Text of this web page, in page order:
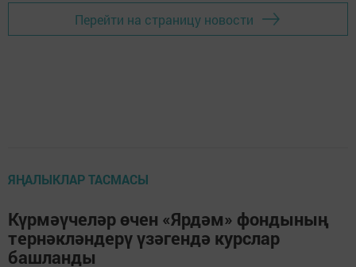
Перейти на страницу новости
ЯҢАЛЫКЛАР ТАСМАСЫ
Күрмәүчеләр өчен «Ярдәм» фондының
тернәкләндерү үзәгендә курслар
башланды